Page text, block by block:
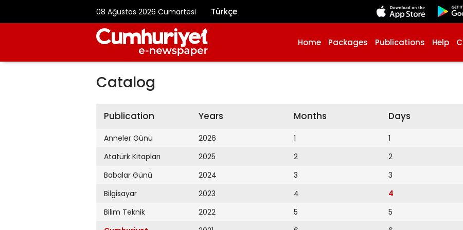
08 Ağustos 2026 Cumartesi Türkçe
Home Packages Publications Help
Catalog
Publication
Anneler Günü
Atatürk Kitapları
Babalar Günü
Bilgisayar
Bilim Teknik
Years
2026
2025
2024
2023
2022
Months
1
2
3
4
5
Days
1
2
3
4
5